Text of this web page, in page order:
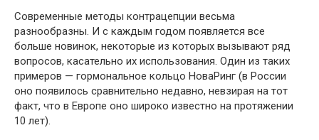
Современные методы контрацепции весьма
разнообразны. И с каждым годом появляется все
больше новинок, некоторые из которых вызывают ряд
вопросов, касательно их использования. Один из таких
примеров — гормональное кольцо НоваРинг (в России
оно появилось сравнительно недавно, невзирая на тот
факт, что в Европе оно широко известно на протяжении
10 лет).